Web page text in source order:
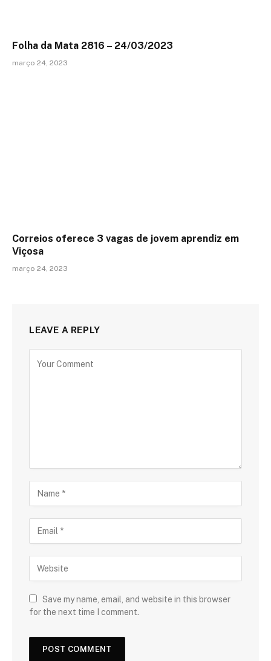
Folha da Mata 2816 – 24/03/2023
março 24, 2023
Correios oferece 3 vagas de jovem aprendiz em
Viçosa
março 24, 2023
LEAVE A REPLY
Save my name, email, and website in this browser
for the next time I comment.